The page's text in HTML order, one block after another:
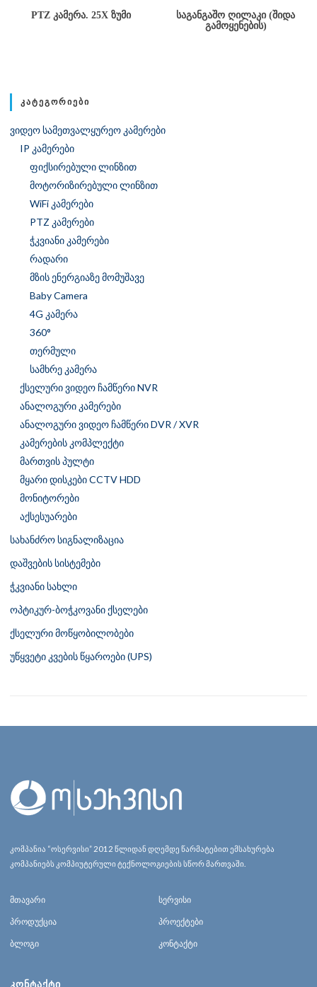
PTZ ᲙᲐᲛᲔᲠᲐ. 25X ᲖᲣᲛᲘ
ᲡᲐᲒᲐᲜᲒᲐᲨᲝ ᲦᲘᲚᲐᲙᲘ (ᲨᲘᲓᲐ
ᲒᲐᲛᲝᲧᲔᲜᲔᲑᲘᲡ)
ᲙᲐᲢᲔᲒᲝᲠᲘᲔᲑᲘ
ვიდეო სამეთვალყურეო კამერები
IP კამერები
ფიქსირებული ლინზით
მოტორიზირებული ლინზით
WiFi კამერები
PTZ კამერები
ჭკვიანი კამერები
რადარი
მზის ენერგიაზე მომუშავე
Baby Camera
4G კამერა
360°
თერმული
სამხრე კამერა
ქსელური ვიდეო ჩამწერი NVR
ანალოგური კამერები
ანალოგური ვიდეო ჩამწერი DVR / XVR
კამერების კომპლექტი
მართვის პულტი
მყარი დისკები CCTV HDD
მონიტორები
აქსესუარები
სახანძრო სიგნალიზაცია
დაშვების სისტემები
ჭკვიანი სახლი
ოპტიკურ-ბოჭკოვანი ქსელები
ქსელური მოწყობილობები
უწყვეტი კვების წყაროები (UPS)
კომპანია “ოსერვისი” 2012 წლიდან დღემდე წარმატებით ემსახურება
კომპანიებს კომპიუტერული ტექნოლოგიების სწორ მართვაში.
მთავარი სერვისი
პროდუქცია პროექტები
ბლოგი კონტაქტი
ᲙᲝᲜᲢᲐᲥᲢᲘ